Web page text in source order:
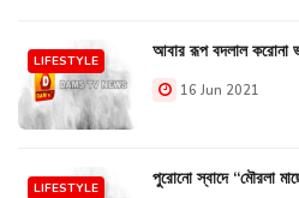
LIFESTYLE আবার রূপ বদলাল করোনা
16 Jun 2021
LIFESTYLE পুরোনো স্বাদে “মৌরলা